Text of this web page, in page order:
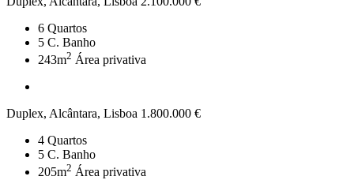
6 Quartos
5 C. Banho
243m2 Área privativa
Duplex, Alcântara, Lisboa 1.800.000 €
4 Quartos
5 C. Banho
205m2 Área privativa